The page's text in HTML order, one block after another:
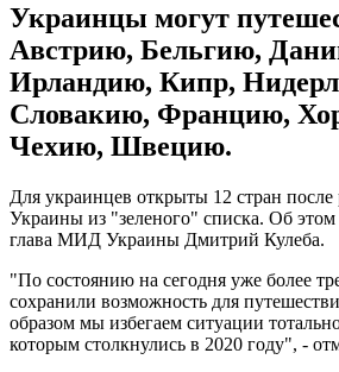
Украинцы могут
Австрию, Бельгию,
Ирландию, Кипр,
Словакию, Францию,
Чехию, Швецию.
Для украинцев открыты 12 стран
Украины из "зеленого" списка. Об этом
глава МИД Украины Дмитрий Кулеба.
"По состоянию на сегодня уже более
сохранили возможность для
образом мы избегаем ситуации
которым столкнулись в 2020 году", -